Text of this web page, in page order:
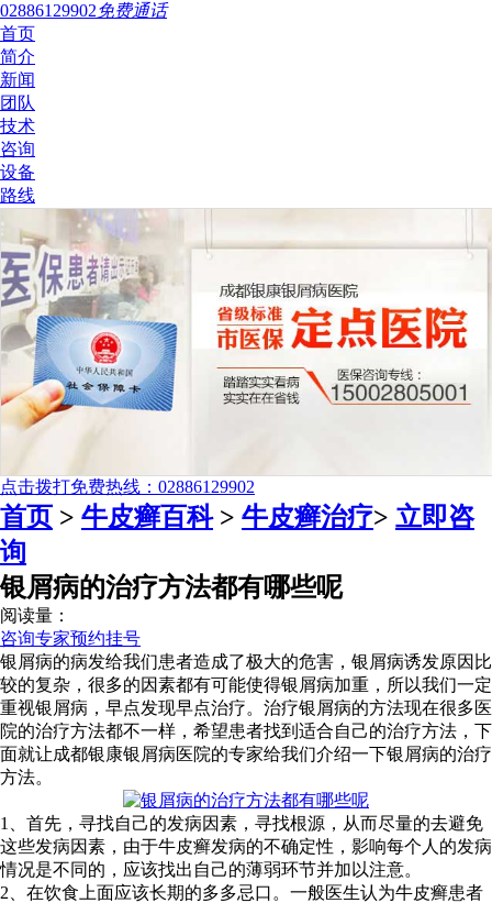
02886129902免费通话
首页
简介
新闻
团队
技术
咨询
设备
路线
点击拨打免费热线：02886129902
首页 > 牛皮癣百科> 牛皮癣治疗> 立即咨
询
银屑病的治疗方法都有哪些呢
阅读量：
咨询专家预约挂号
银屑病的病发给我们患者造成了极大的危害，银屑病诱发原因比
较的复杂，很多的因素都有可能使得银屑病加重，所以我们一定
重视银屑病，早点发现早点治疗。治疗银屑病的方法现在很多医
院的治疗方法都不一样，希望患者找到适合自己的治疗方法，下
面就让成都银康银屑病医院的专家给我们介绍一下银屑病的治疗
方法。
1、首先，寻找自己的发病因素，寻找根源，从而尽量的去避免
这些发病因素，由于牛皮癣发病的不确定性，影响每个人的发病
情况是不同的，应该找出自己的薄弱环节并加以注意。
2、在饮食上面应该长期的多多忌口。一般医生认为牛皮癣患者